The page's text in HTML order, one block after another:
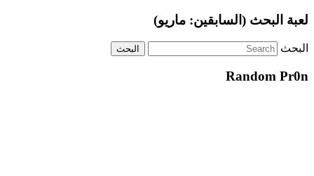
لعبة البحث (السابقين: ماريو)
البحث
Random Pr0n